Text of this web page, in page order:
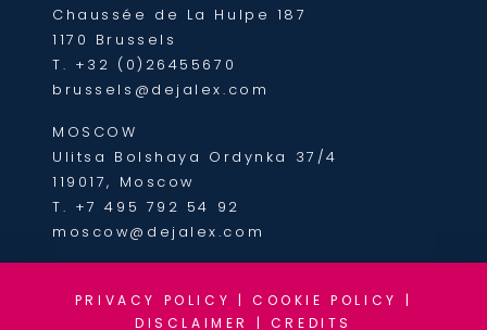
Chaussée de La Hulpe 187
1170 Brussels
T. +32 (0)26455670
brussels@dejalex.com
MOSCOW
Ulitsa Bolshaya Ordynka 37/4
119017, Moscow
T. +7 495 792 54 92
moscow@dejalex.com
PRIVACY POLICY |COOKIE POLICY
|
DISCLAIMER
| CREDITS